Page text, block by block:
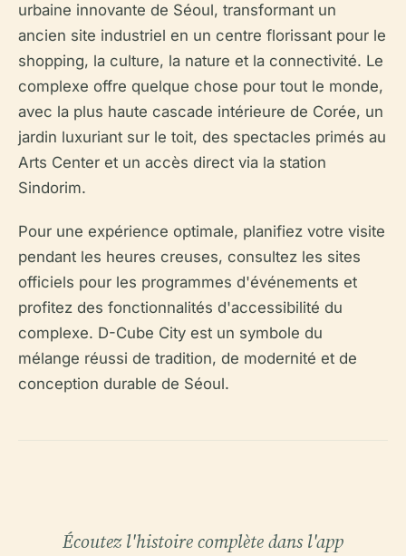
urbaine innovante de Séoul, transformant un
ancien site industriel en un centre florissant pour le
shopping, la culture, la nature et la connectivité. Le
complexe offre quelque chose pour tout le monde,
avec la plus haute cascade intérieure de Corée, un
jardin luxuriant sur le toit, des spectacles primés au
Arts Center et un accès direct via la station
Sindorim.
Pour une expérience optimale, planifiez votre visite
pendant les heures creuses, consultez les sites
officiels pour les programmes d'événements et
profitez des fonctionnalités d'accessibilité du
complexe. D-Cube City est un symbole du
mélange réussi de tradition, de modernité et de
conception durable de Séoul.
Écoutez l'histoire complète dans l'app